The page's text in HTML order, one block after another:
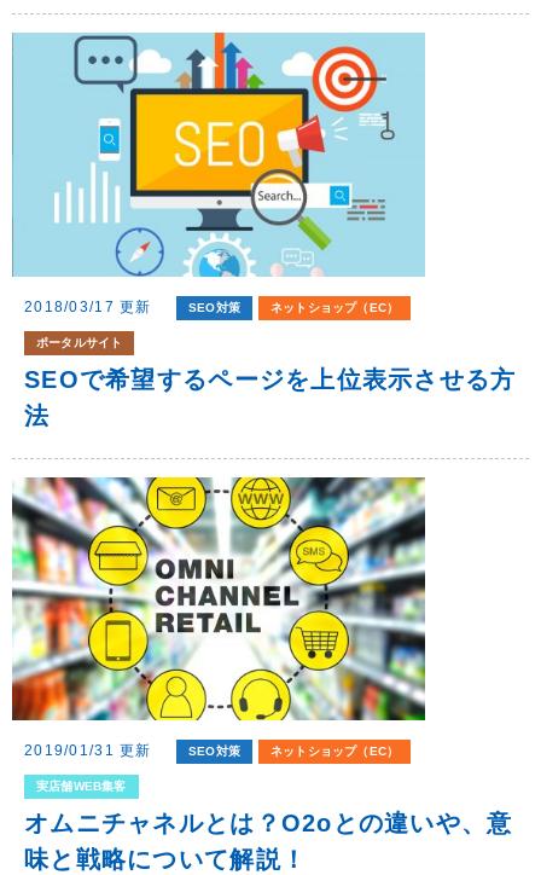
2018/03/17 更新 SEO対策 ネットショップ（EC）
ポータルサイト
SEOで希望するページを上位表示させる方
法
2019/01/31 更新 SEO対策 ネットショップ（EC）
実店舗WEB集客
オムニチャネルとは？o2oとの違いや、意
味と戦略について解説！